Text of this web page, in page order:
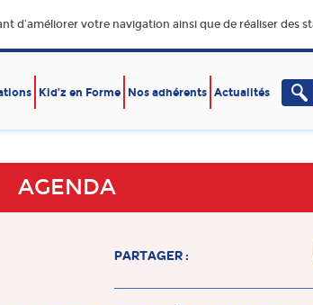
d’améliorer votre navigation ainsi que de réaliser des
Kid’z en Forme Nos adhérents Actualités
AGENDA
PARTAGER :